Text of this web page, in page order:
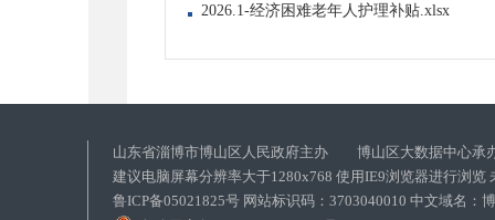
2026.1-经济困难老年人护理补贴.xlsx
山东省淄博市博山区人民政府主办 博山区大数据中心承
建议电脑屏幕分辨率大于1280x768 使用IE9浏览器进行浏览
鲁ICP备05021825号 网站标识码：3703040010 中文域名：